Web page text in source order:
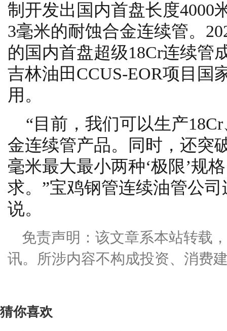
制开发出国内首盘长度4000
3毫米的耐蚀合金连续管。
的国内首盘超级18Cr连续管
吉林油田CCUS-EOR项目国
用。
“目前，我们可以生产
金连续管产品。同时，还突
毫米最大最小两种‘极限’规
求。”宝鸡钢管连续油管公
说。
免责声明：该文章系本站转载
讯。所涉内容不构成投资、消费
猜你喜欢